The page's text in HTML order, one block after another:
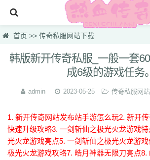
首页
传奇公益服开机
传奇私服网站下载
传奇3sf
免费传奇
传奇3官网登陆
首页 >> 传奇私服网站下载
韩版新开传奇私服_一般一套
成6级的游戏任务。
admin 2023-05-25 传奇私服网
1. 新开传奇网站发布站手游怎么玩2. 新开
快速升级攻略3. 一剑斩仙之极光火龙游戏特
光火龙游戏亮点5. 一剑斩仙之极光火龙游
极光火龙游戏攻略7. 皓月神器无限刀亮点8.